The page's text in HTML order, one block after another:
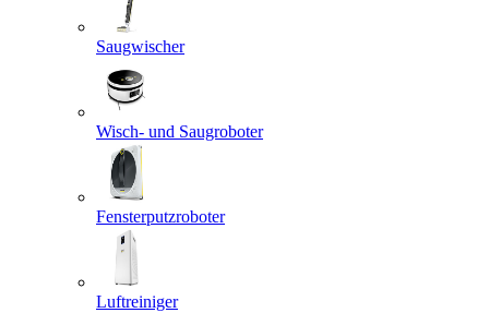
Saugwischer
Wisch- und Saugroboter
Fensterputzroboter
Luftreiniger